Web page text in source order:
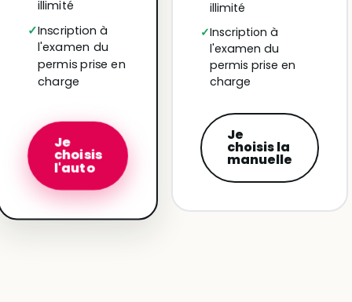
illimité
Inscription à
l'examen du
permis prise en
charge
Je
choisis
l'auto
illimité
Inscription à
l'examen du
permis prise en
charge
Je
choisis la
manuelle